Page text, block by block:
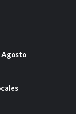
Agosto